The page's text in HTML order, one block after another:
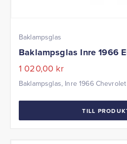
Baklampsglas
Baklampsglas Inre 1966
1 020,00 kr
Baklampsglas, Inre 1966
TILL